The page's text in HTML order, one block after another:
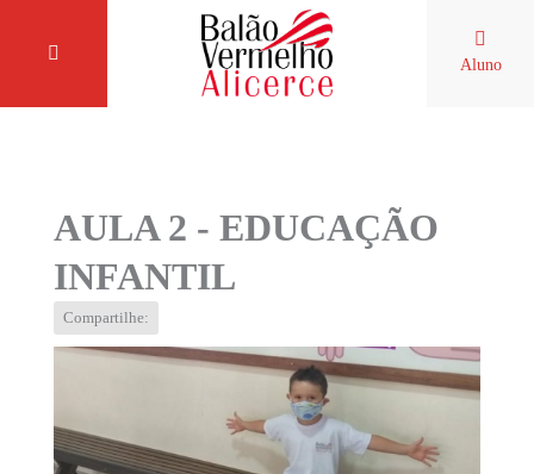
Aluno
AULA 2 - EDUCAÇÃO
INFANTIL
Compartilhe: